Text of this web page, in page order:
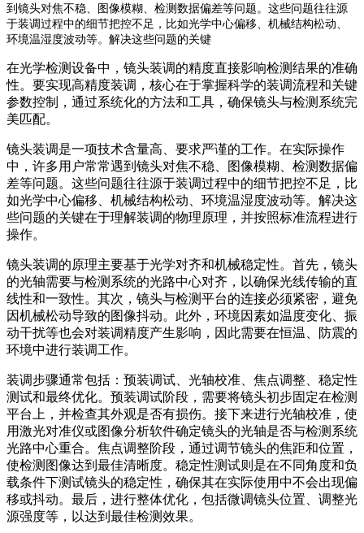
到镜头对焦不稳、图像模糊、检测数据偏差等问题。这些问题往往源
于装调过程中的细节把控不足，比如光学中心偏移、机械结构松动、
环境温湿度波动等。解决这些问题的关键
在光学检测设备中，镜头装调的精度直接影响检测结果的准确
性。要实现高精度装调，核心在于掌握科学的装调流程和关键
参数控制，通过系统化的方法和工具，确保镜头与检测系统完
美匹配。
镜头装调是一项技术含量高、要求严谨的工作。在实际操作
中，许多用户常常遇到镜头对焦不稳、图像模糊、检测数据偏
差等问题。这些问题往往源于装调过程中的细节把控不足，比
如光学中心偏移、机械结构松动、环境温湿度波动等。解决这
些问题的关键在于理解装调的物理原理，并按照标准流程进行
操作。
镜头装调的原理主要基于光学对齐和机械稳定性。首先，镜头
的光轴需要与检测系统的光路中心对齐，以确保光线传输的直
线性和一致性。其次，镜头与检测平台的连接必须紧密，避免
因机械松动导致的图像抖动。此外，环境因素如温度变化、振
动干扰等也会对装调精度产生影响，因此需要在恒温、防震的
环境中进行装调工作。
装调步骤通常包括：预装调试、光轴校准、焦点调整、稳定性
测试和最终优化。预装调试阶段，需要将镜头初步固定在检测
平台上，并检查其外观是否有损伤。接下来进行光轴校准，使
用激光对准仪或图像分析软件确定镜头的光轴是否与检测系统
光路中心重合。焦点调整阶段，通过调节镜头的焦距和位置，
使检测图像达到最佳清晰度。稳定性测试则是在不同角度和负
载条件下测试镜头的稳定性，确保其在实际使用中不会出现偏
移或抖动。最后，进行整体优化，包括微调镜头位置、调整光
源强度等，以达到最佳检测效果。